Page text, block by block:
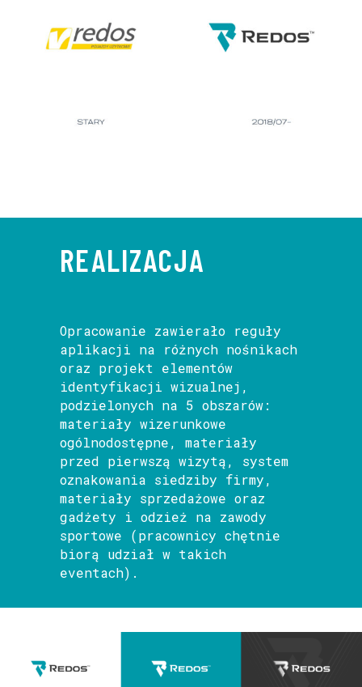
REALIZACJA
Opracowanie zawierało reguły
aplikacji na różnych nośnikach
oraz projekt elementów
identyfikacji wizualnej,
podzielonych na 5 obszarów:
materiały wizerunkowe
ogólnodostępne, materiały
przed pierwszą wizytą, system
oznakowania siedziby firmy,
materiały sprzedażowe oraz
gadżety i odzież na zawody
sportowe (pracownicy chętnie
biorą udział w takich
eventach).